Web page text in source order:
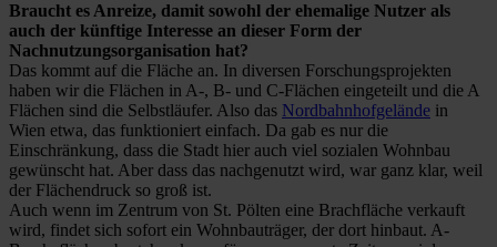
Braucht es Anreize, damit sowohl der ehemalige Nutzer als
auch der künftige Interesse an dieser Form der
Nachnutzungsorganisation hat?
Das kommt auf die Fläche an. In diversen Forschungsprojekten
haben wir die Flächen in A-, B- und C-Flächen eingeteilt und die A
Flächen sind die Selbstläufer. Also das Nordbahnhofgelände in
Wien etwa, das funktioniert einfach. Da gab es nur die
Einschränkung, dass die Stadt hier auch viel sozialen Wohnbau
gewünscht hat. Aber dass das nachgenutzt wird, war ganz klar, weil
der Flächendruck so groß ist.
Auch wenn im Zentrum von St. Pölten eine Brachfläche verkauft
wird, findet sich sofort ein Wohnbauträger, der dort hinbaut. A-